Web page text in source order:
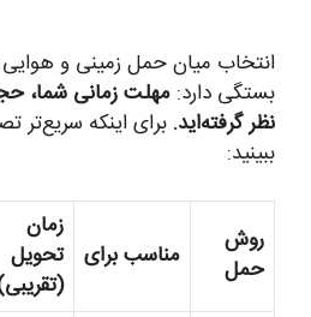
انتخاب میان حمل زمینی و هوایی
بستگی دارد: مهلت زمانی شما،
نظر گرفته‌اید. برای اینکه سریع‌تر
ببینید:
روش
حمل
مناسب برای
زمان
تحویل